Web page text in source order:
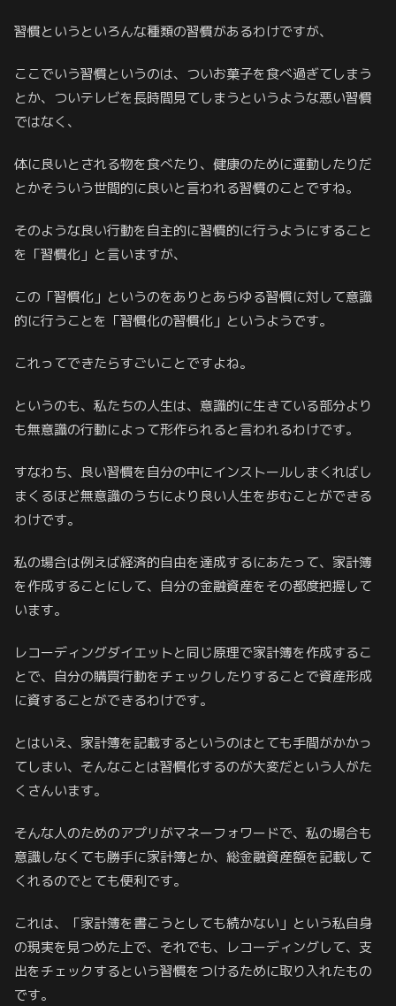
習慣というといろんな種類の習慣があるわけですが、
ここでいう習慣というのは、ついお菓子を食べ過ぎてしまう
とか、ついテレビを長時間見てしまうというような悪い習慣
ではなく、
体に良いとされる物を食べたり、健康のために運動したりだ
とかそういう世間的に良いと言われる習慣のことですね。
そのような良い行動を自主的に習慣的に行うようにすること
を「習慣化」と言いますが、
この「習慣化」というのをありとあらゆる習慣に対して意識
的に行うことを「習慣化の習慣化」というようです。
これってできたらすごいことですよね。
というのも、私たちの人生は、意識的に生きている部分より
も無意識の行動によって形作られると言われるわけです。
すなわち、良い習慣を自分の中にインストールしまくればし
まくるほど無意識のうちにより良い人生を歩むことができる
わけです。
私の場合は例えば経済的自由を達成するにあたって、家計簿
を作成することにして、自分の金融資産をその都度把握して
います。
レコーディングダイエットと同じ原理で家計簿を作成するこ
とで、自分の購買行動をチェックしたりすることで資産形成
に資することができるわけです。
とはいえ、家計簿を記載するというのはとても手間がかかっ
てしまい、そんなことは習慣化するのが大変だという人がた
くさんいます。
そんな人のためのアプリがマネーフォワードで、私の場合も
意識しなくても勝手に家計簿とか、総金融資産額を記載して
くれるのでとても便利です。
これは、「家計簿を書こうとしても続かない」という私自身
の現実を見つめた上で、それでも、レコーディングして、支
出をチェックするという習慣をつけるために取り入れたもの
です。